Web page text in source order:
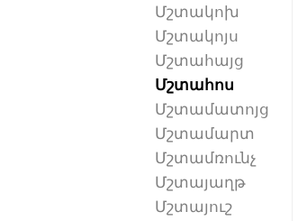
Մշտակոխ
Մշտակոյս
Մշտահայց
Մշտահոս
Մշտամատոյց
Մշտամարտ
Մշտամռունչ
Մշտայաղթ
Մշտայուշ